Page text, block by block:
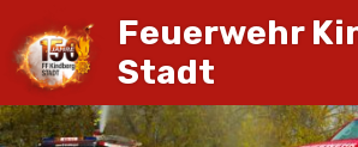
Feuerwehr
Stadt